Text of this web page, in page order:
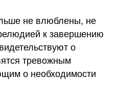
не влюблены, не
к завершению
о
тревожным
о необходимости